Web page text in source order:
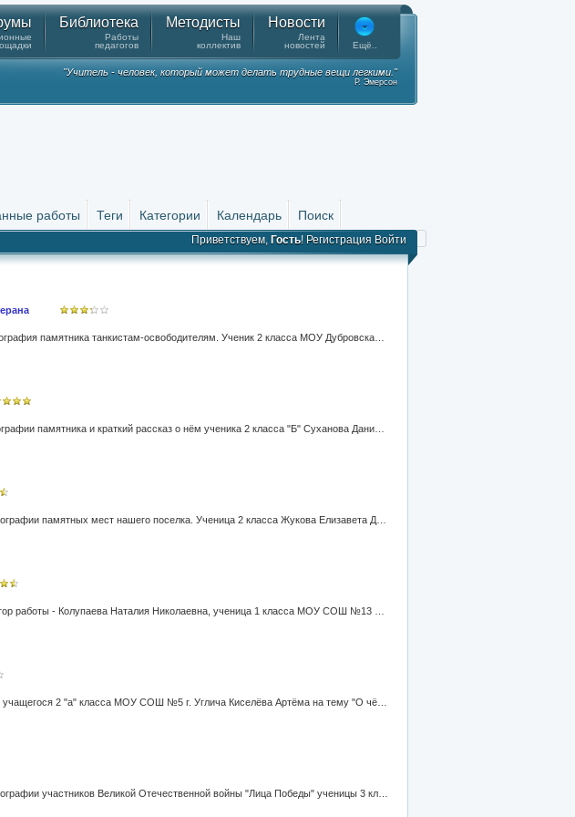
Библиотека
Работы
педагогов
Методисты
Наш
коллектив
Новости
Лента
новостей
Ещё..
"Учитель - человек, который может делать трудные вещи легкими."
Р. Эмерсон
работы Теги Категории Календарь Поиск
Приветствуем, Гость! Регистрация Войти